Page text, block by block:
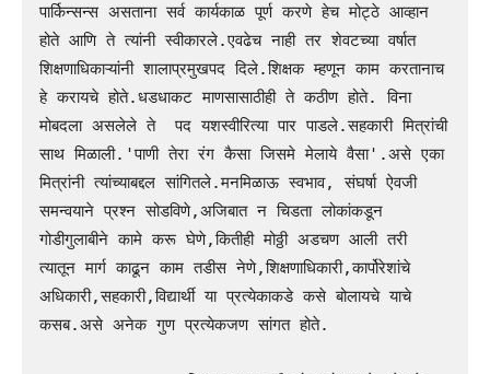
पार्किन्सन्स असताना सर्व कार्यकाळ पूर्ण करणे हेच मोट्ठे आव्हान
होते आणि ते त्यांनी स्वीकारले.एवढेच नाही तर शेवटच्या वर्षात
शिक्षणाधिकाऱ्यांनी शालाप्रमुखपद दिले.शिक्षक म्हणून काम करतानाच
हे करायचे होते.धडधाकट माणसासाठीही ते कठीण होते. विना
मोबदला असलेले ते  पद यशस्वीरित्या पार पाडले.सहकारी मित्रांची
साथ मिळाली.'पाणी तेरा रंग कैसा जिसमे मेलाये वैसा'.असे एका
मित्रांनी त्यांच्याबद्दल सांगितले.मनमिळाऊ स्वभाव, संघर्षा ऐवजी
समन्वयाने प्रश्न सोडविणे,अजिबात न चिडता लोकांकडून
गोडीगुलाबीने कामे करू घेणे,कितीही मोठ्ठी अडचण आली तरी
त्यातून मार्ग काढून काम तडीस नेणे,शिक्षणाधिकारी,कार्पोरेशांचे
अधिकारी,सहकारी,विद्यार्थी या प्रत्येकाकडे कसे बोलायचे याचे
कसब.असे अनेक गुण प्रत्येकजण सांगत होते.